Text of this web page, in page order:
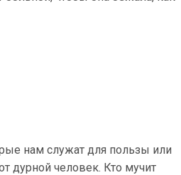
нам служат для пользы или
дурной человек. Кто мучит